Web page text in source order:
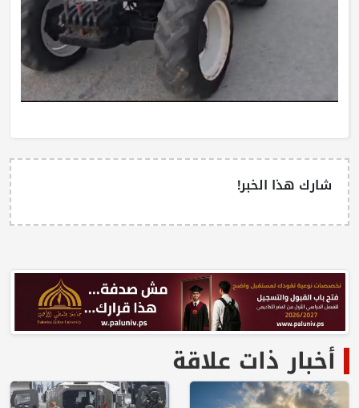
شارك هذا الخبر!
أخبار ذات علاقة